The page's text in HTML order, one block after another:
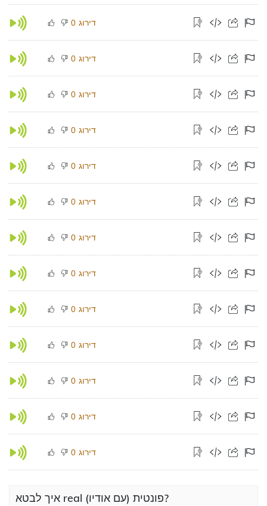
0 דירוג
0 דירוג
0 דירוג
0 דירוג
0 דירוג
0 דירוג
0 דירוג
0 דירוג
0 דירוג
0 דירוג
0 דירוג
0 דירוג
0 דירוג
איך לבטא real פונטית (עם אודיו)?